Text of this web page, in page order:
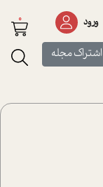
ورود
اشتراک مجله
0